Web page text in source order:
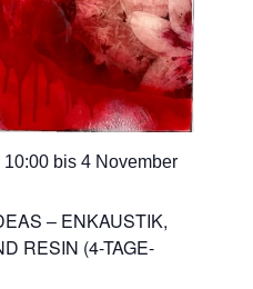
– ENKAUSTIK,
RESIN (4-TAGE-
10:00 bis4 November